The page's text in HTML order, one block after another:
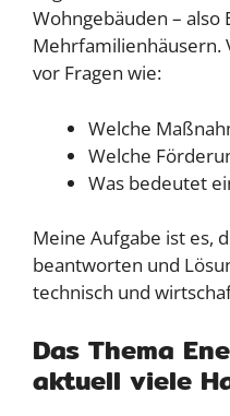
Wohngebäuden – also
Mehrfamilienhäusern.
vor Fragen wie:
Welche
Welche
Was bedeutet
Meine Aufgabe ist es,
beantworten und
technisch und
Das Thema
aktuell viele